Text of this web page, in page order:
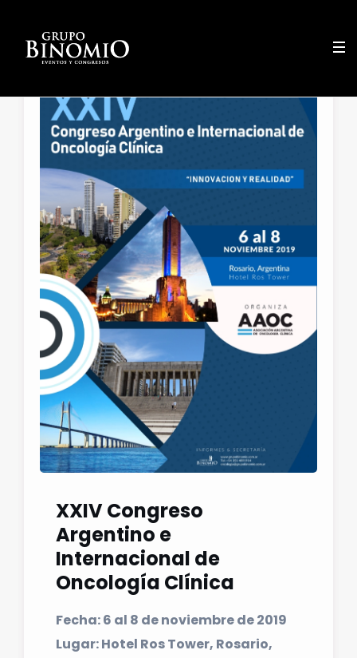
XXIV Congreso
Argentino e
Internacional de
Oncología Clínica
Fecha: 6 al 8 de noviembre de 2019
Lugar: Hotel Ros Tower, Rosario,